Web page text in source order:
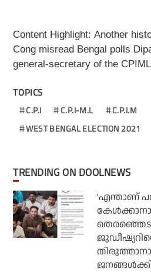
Content Highlight: Another
Cong misread Bengal polls
general-secretary of the CPIML
TOPICS
C.P.I C.P.I-M.L
C.P.I.M
WEST BENGAL ELECTION 2021
TRENDING ON DOOLNEWS
'എന്താണ്